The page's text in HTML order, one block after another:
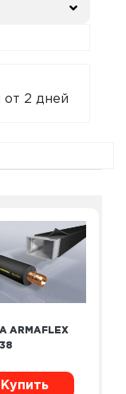
от 2 дней
ARMAFLEX
Купить